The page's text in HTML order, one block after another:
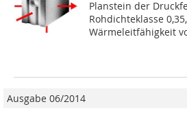
Planstein der
Rohdichteklasse
Wärmeleitfähigkeit
Ausgabe 06/2014